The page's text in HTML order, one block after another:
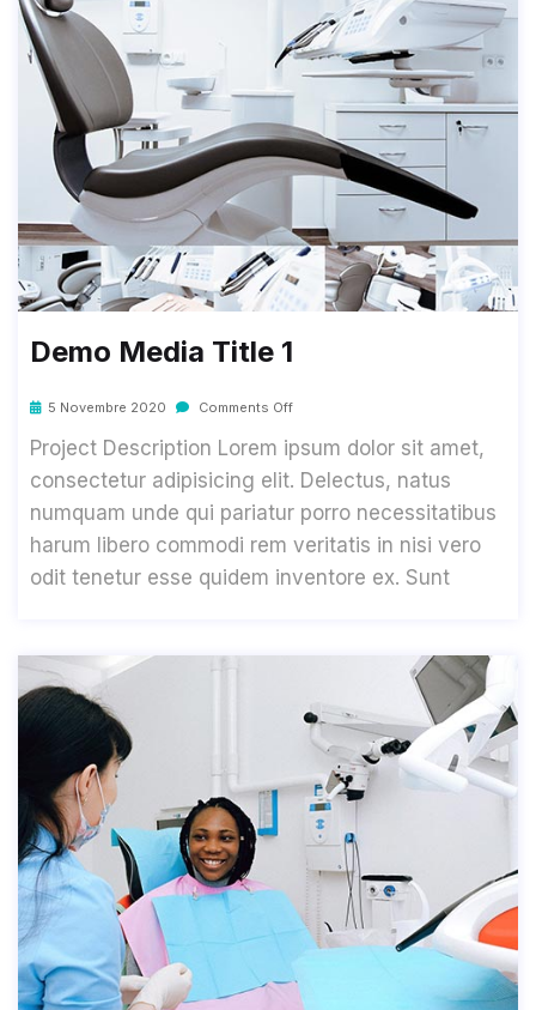
Demo Media Title 1
5 Novembre 2020 Comments Off
Project Description Lorem ipsum dolor sit amet,
consectetur adipisicing elit. Delectus, natus
numquam unde qui pariatur porro necessitatibus
harum libero commodi rem veritatis in nisi vero
odit tenetur esse quidem inventore ex. Sunt